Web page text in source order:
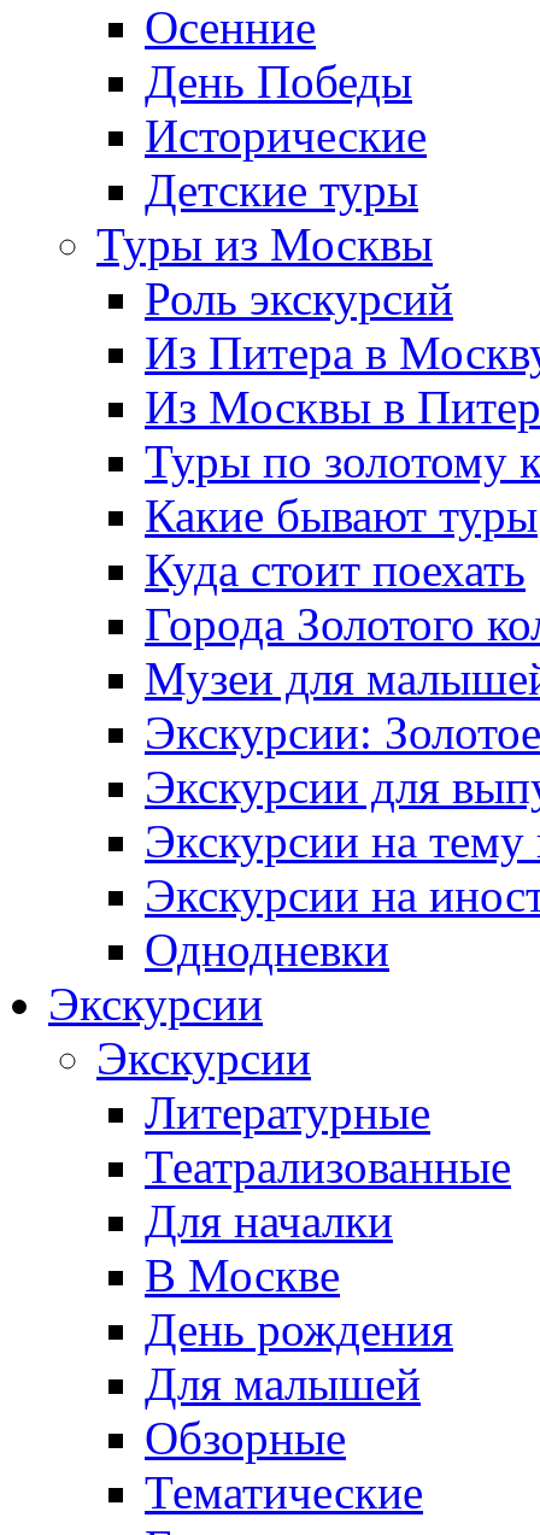
Осенние
День Победы
Исторические
Детские туры
Туры из Москвы
Роль экскурсий
Из Питера в
Из Москвы в Питер
Туры по золотому
Какие бывают туры
Куда стоит поехать
Города Золотого
Музеи для
Экскурсии:
Экскурсии для
Экскурсии на тему
Экскурсии на
Однодневки
Экскурсии
Экскурсии
Литературные
Театрализованные
Для началки
В Москве
День рождения
Для малышей
Обзорные
Тематические